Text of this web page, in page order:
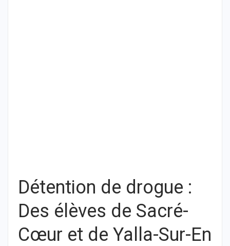
Détention de drogue :
Des élèves de Sacré-
Cœur et de Yalla-Sur-En